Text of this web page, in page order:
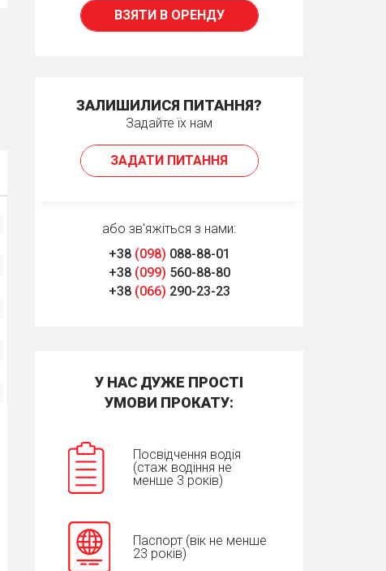
ВЗЯТИ В ОРЕНДУ
ЗАЛИШИЛИСЯ ПИТАННЯ?
Задайте їх нам
ЗАДАТИ ПИТАННЯ
або зв'яжіться з нами:
+38 (098) 088-88-01
+38 (099) 560-88-80
+38 (066) 290-23-23
У НАС ДУЖЕ ПРОСТІ
УМОВИ ПРОКАТУ:
Посвідчення водія
(стаж водіння не
менше 3 років)
Паспорт (вік не менше
23 років)